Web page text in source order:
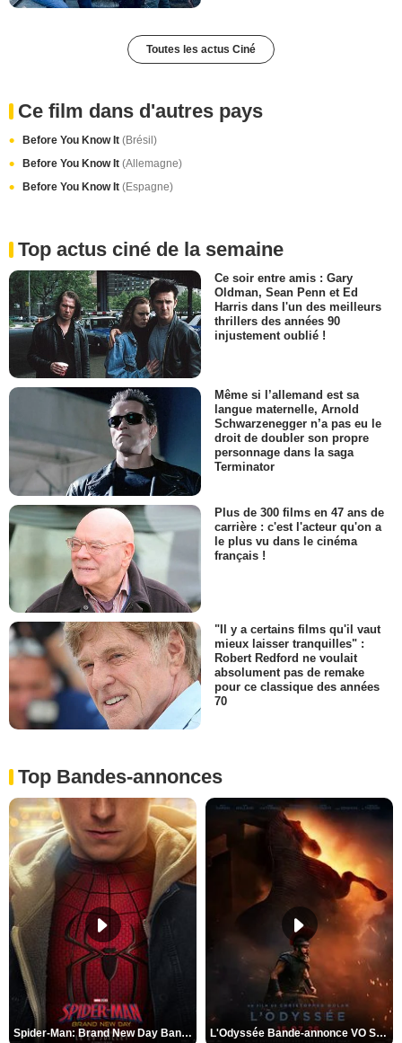
Toutes les actus Ciné
Ce film dans d'autres pays
Before You Know It (Brésil)
Before You Know It (Allemagne)
Before You Know It (Espagne)
Top actus ciné de la semaine
Ce soir entre amis : Gary
Oldman, Sean Penn et Ed
Harris dans l'un des meilleurs
thrillers des années 90
injustement oublié !
Même si l’allemand est sa
langue maternelle, Arnold
Schwarzenegger n’a pas eu le
droit de doubler son propre
personnage dans la saga
Terminator
Plus de 300 films en 47 ans de
carrière : c'est l'acteur qu'on a
le plus vu dans le cinéma
français !
"Il y a certains films qu'il vaut
mieux laisser tranquilles" :
Robert Redford ne voulait
absolument pas de remake
pour ce classique des années
70
Top Bandes-annonces
Spider-Man: Brand New Day Bande-annonce VO STFR L'Odyssée Bande-annonce VO STFR